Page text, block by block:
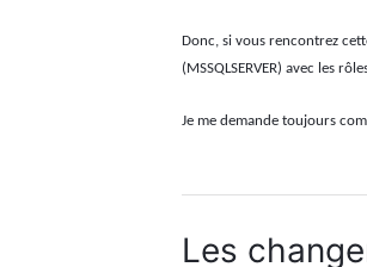
Donc, si vous rencontrez
(MSSQLSERVER) avec les
Je me demande toujours
Les